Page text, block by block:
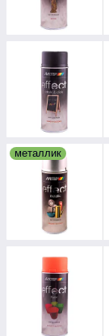
металлик